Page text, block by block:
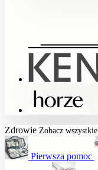
Zdrowie Zobacz wszystkie
Pierwsza pomoc